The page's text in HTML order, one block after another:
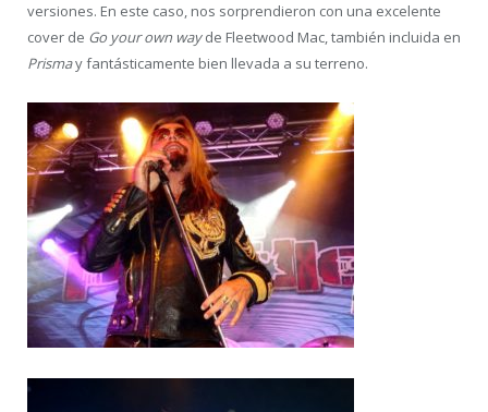
versiones. En este caso, nos sorprendieron con una excelente
cover de Go your own wayde Fleetwood Mac, también incluida en
Prismay fantásticamente bien llevada a su terreno.